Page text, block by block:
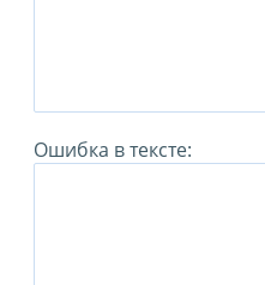
Ошибка в тексте: